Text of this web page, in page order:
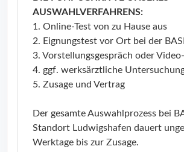
AUSWAHLVERFAHRENS:
1. Online-Test von zu Hause aus
2. Eignungstest vor Ort bei der
3. Vorstellungsgespräch oder
4. ggf. werksärztliche
5. Zusage und Vertrag
Der gesamte Auswahlprozess bei
Standort Ludwigshafen dauert
Werktage bis zur Zusage.